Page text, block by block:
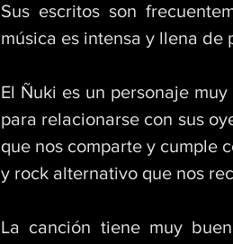
Sus escritos son
música es intensa y llena de
El Ñuki es un personaje
para relacionarse con sus
que nos comparte y cumple
y rock alternativo que nos
La canción tiene muy